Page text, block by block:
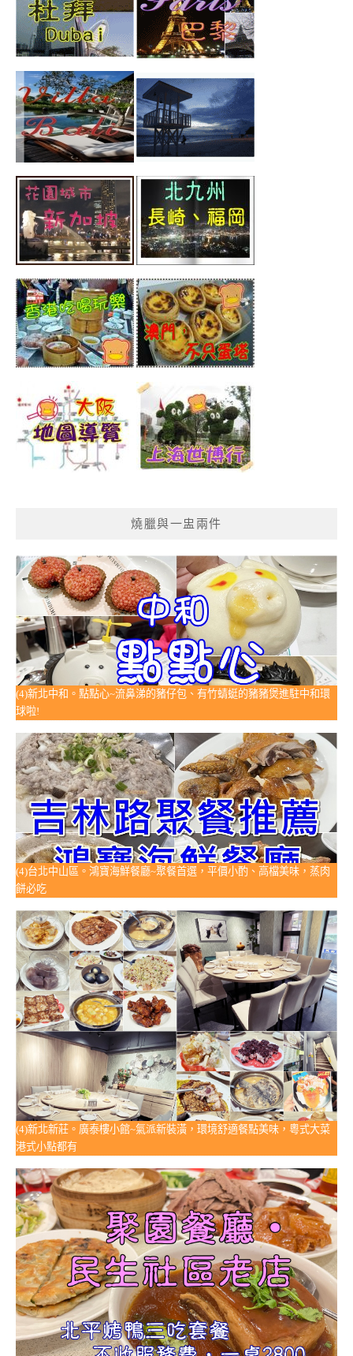
燒臘與一盅兩件
(4)新北中和。點點心~流鼻涕的豬仔包、有竹蜻蜓的豬豬煲進駐中和環
球啦!
(4)台北中山區。鴻寶海鮮餐廳~聚餐首選，平價小酌、高檔美味，蒸肉
餅必吃
(4)新北新莊。廣泰樓小館~氣派新裝潢，環境舒適餐點美味，粵式大菜
港式小點都有